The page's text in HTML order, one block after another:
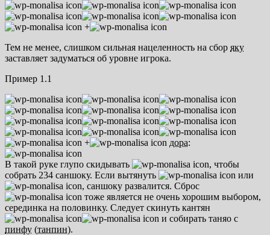
+
Тем не менее, слишком сильная нацеленность на сбор яку
заставляет задуматься об уровне игрока.
Пример 1.1
+ дора:
В такой руке глупо скидывать
, чтобы
собрать 234 саншоку. Если вытянуть
или
, саншоку развалится. Сброс
тоже является не очень хорошим выбором,
серединка на половинку. Следует скинуть кантян
и собирать таняо с
пинфу (танпин).